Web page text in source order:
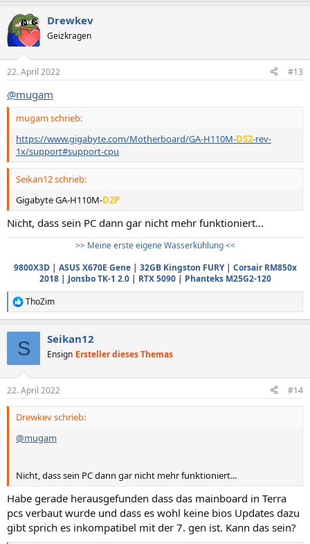
Drewkev
Geizkragen
22. April 2022 #13
@mugam
mugam schrieb:
https://www.gigabyte.com/Motherboard/GA-H110M-DS2-rev-
1x/support#support-cpu
Seikan12 schrieb:
Gigabyte GA-H110M-D2P
Nicht, dass sein PC dann gar nicht mehr funktioniert...
>> Meine erste eigene Wasserkühlung <<
9800X3D| ASUS X670E Gene| 32GB Kingston FURY| Corsair RM850x
2018| Jonsbo TK-1 2.0| RTX 5090| Phanteks M25G2-120
R
e
e
n
ThoZim
S Seikan12
Ensign Ersteller dieses Themas
22. April 2022 #14
Drewkev schrieb:
@mugam
Nicht, dass sein PC dann gar nicht mehr funktioniert...
Habe gerade herausgefunden dass das mainboard in Terra
pcs verbaut wurde und dass es wohl keine bios Updates dazu
gibt sprich es inkompatibel mit der 7. gen ist. Kann das sein?